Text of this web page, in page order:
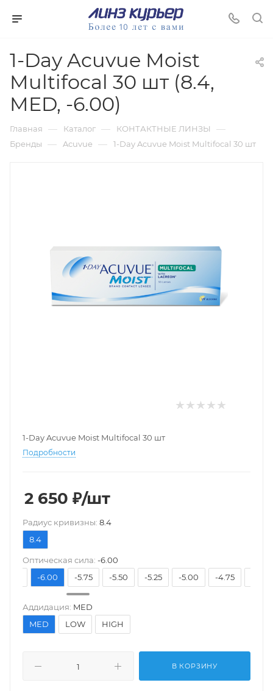
1-Day Acuvue Moist
Multifocal 30 шт (8.4,
MED, -6.00)
Главная — Каталог — КОНТАКТНЫЕ ЛИНЗЫ —
Бренды — Acuvue — 1-Day Acuvue Moist Multifocal 30 шт
1-Day Acuvue Moist Multifocal 30 шт
Подробности
2 650 ₽/шт
Pадиус кривизны: 8.4
8.4
Оптическая сила: -6.00
-6.00 -5.75 -5.50 -5.25 -5.00 -4.75
Аддидация: MED
MED
LOW HIGH
В КОРЗИНУ